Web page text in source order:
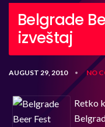
Belgrade
izveštaj
AUGUST 29, 2010 • NO
Retko